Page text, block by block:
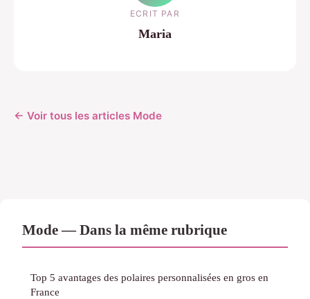
ECRIT PAR
Maria
← Voir tous les articles Mode
Mode — Dans la même rubrique
Top 5 avantages des polaires personnalisées en gros en
France